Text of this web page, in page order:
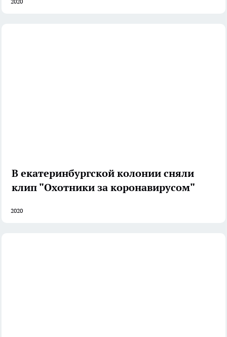
В екатеринбургской колонии сняли
клип "Охотники за коронавирусом"
2020